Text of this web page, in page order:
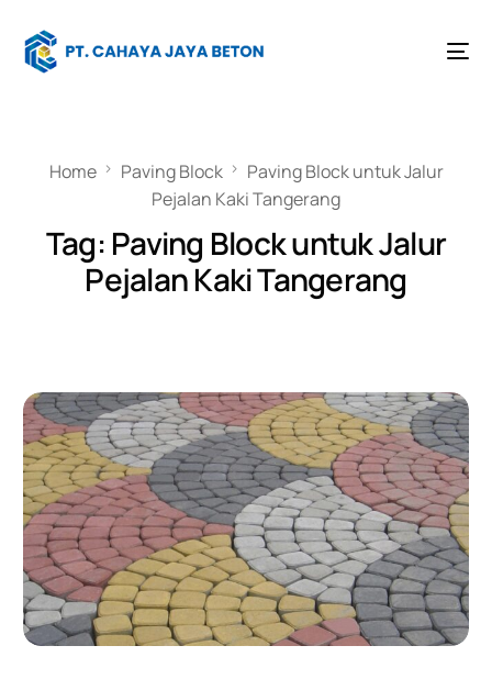
Home Paving Block
Paving Block untuk Jalur
Pejalan Kaki Tangerang
Tag: Paving Block untuk Jalur
Pejalan Kaki Tangerang